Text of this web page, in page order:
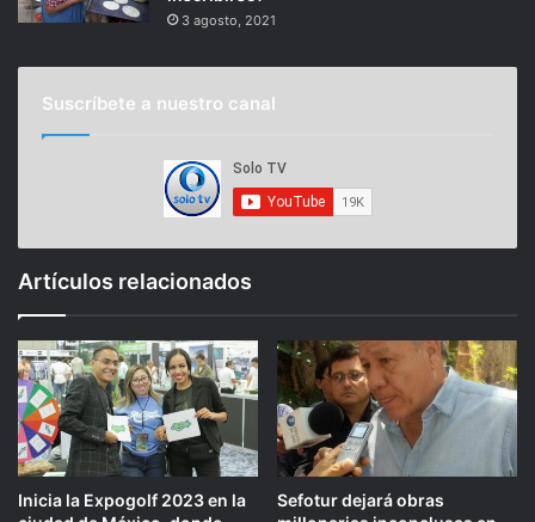
3 agosto, 2021
Suscríbete a nuestro canal
Artículos relacionados
Inicia la Expogolf 2023 en la
Sefotur dejará obras